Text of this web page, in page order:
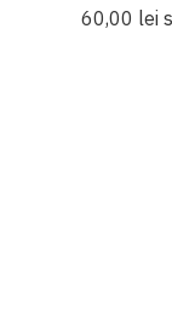
60,00 lei